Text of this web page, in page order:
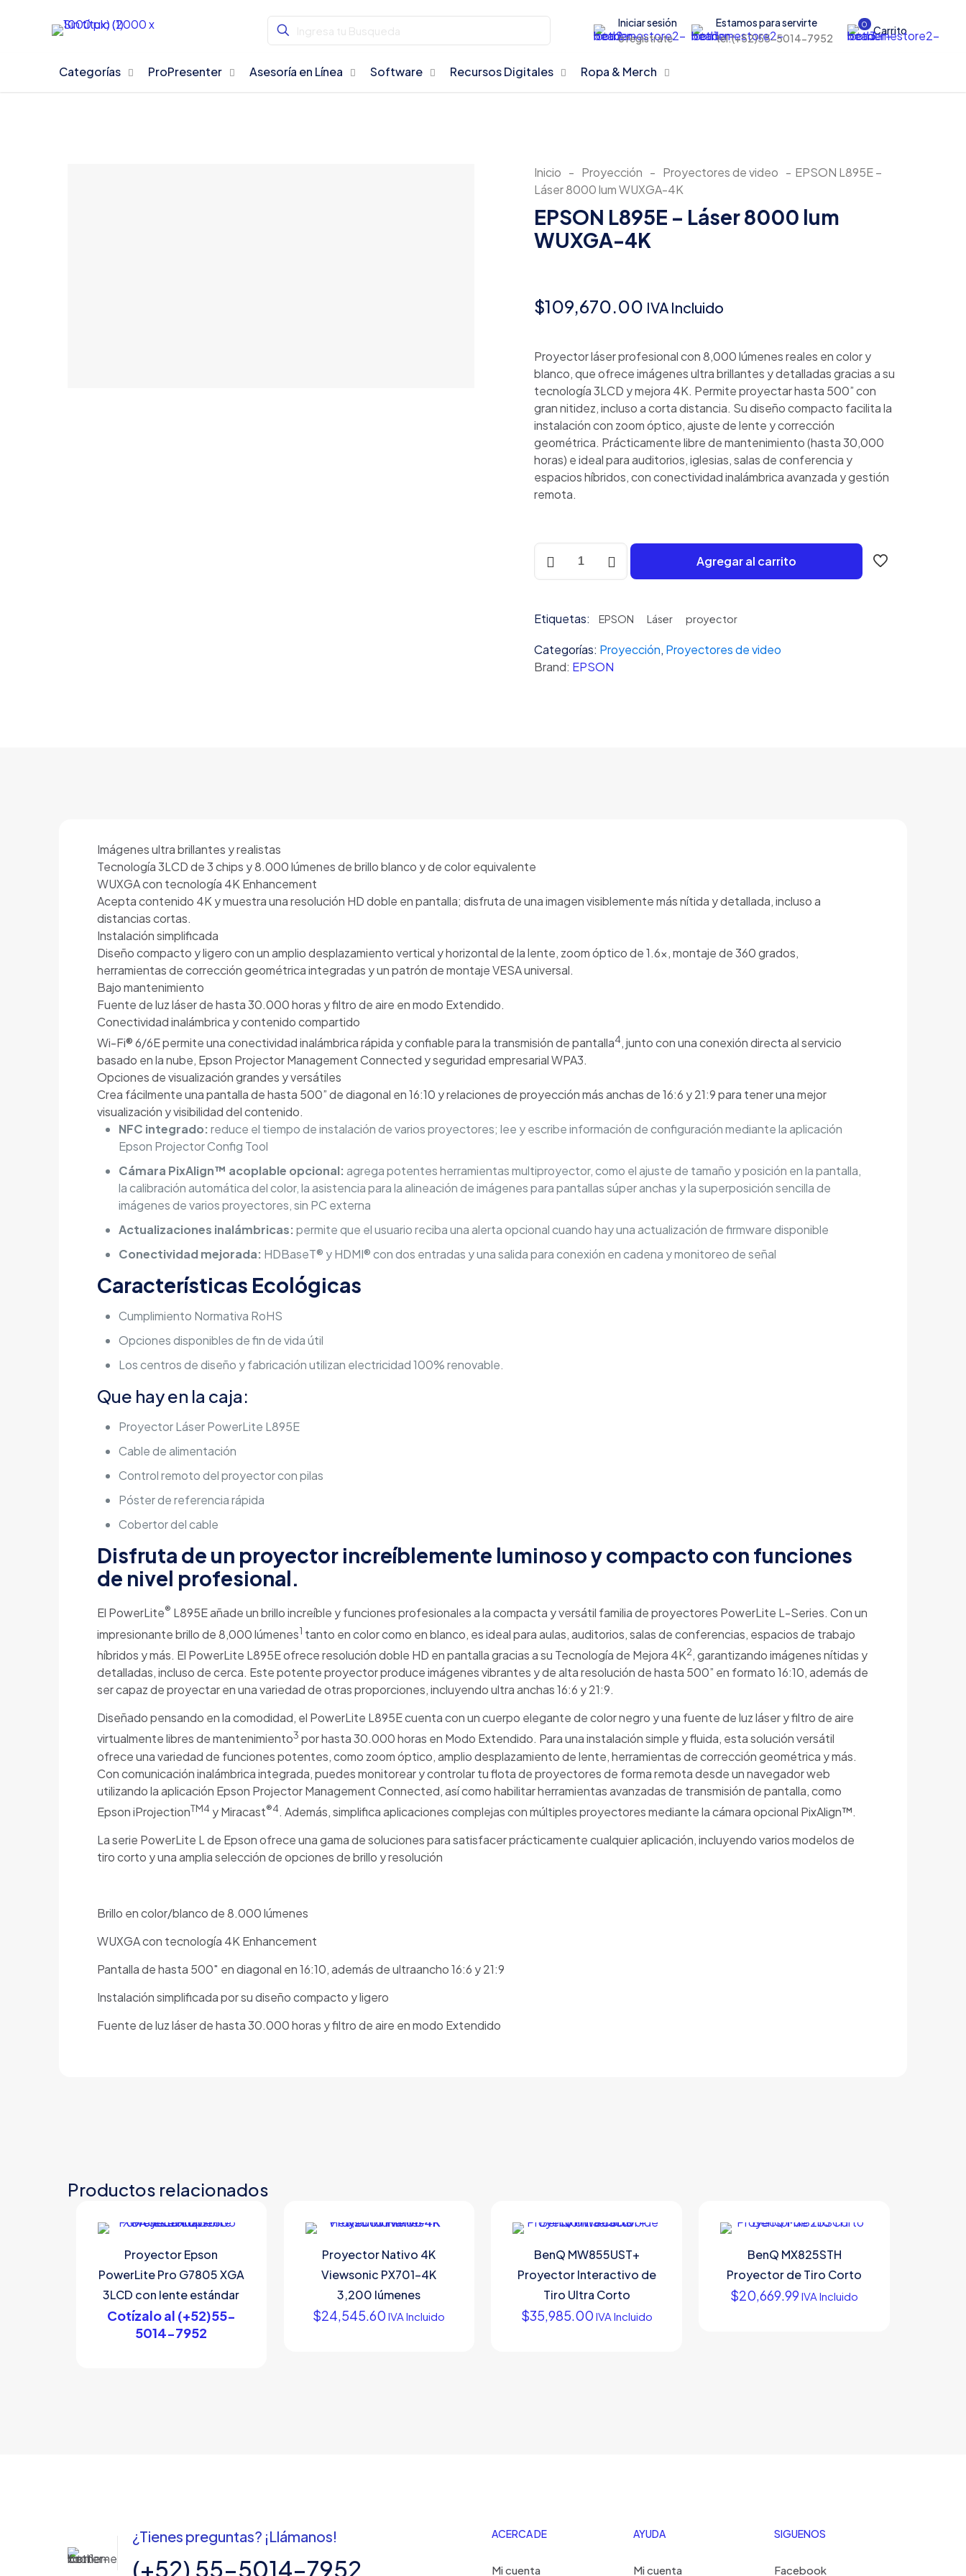
Iniciar sesión
o registrate
Estamos para servirte
tel:(+52)55-5014-7952
0 Carrito
Categorías ProPresenter Asesoría en Línea Software Recursos Digitales Ropa & Merch
Inicio - Proyección - Proyectores de video - EPSON L895E –
Láser 8000 lum WUXGA-4K
EPSON L895E – Láser 8000 lum
WUXGA-4K
$109,670.00 IVA Incluido
Proyector láser profesional con 8,000 lúmenes reales en color y
blanco, que ofrece imágenes ultra brillantes y detalladas gracias a su
tecnología 3LCD y mejora 4K. Permite proyectar hasta 500” con
gran nitidez, incluso a corta distancia. Su diseño compacto facilita la
instalación con zoom óptico, ajuste de lente y corrección
geométrica. Prácticamente libre de mantenimiento (hasta 30,000
horas) e ideal para auditorios, iglesias, salas de conferencia y
espacios híbridos, con conectividad inalámbrica avanzada y gestión
remota.
EPSON
L895E
8000
WUXGA-
4K
Agregar al carrito
Etiquetas: EPSON Láser proyector
Categorías: Proyección, Proyectores de video
Brand: EPSON
Imágenes ultra brillantes y realistas
Tecnología 3LCD de 3 chips y 8.000 lúmenes de brillo blanco y de color equivalente
WUXGA con tecnología 4K Enhancement
Acepta contenido 4K y muestra una resolución HD doble en pantalla; disfruta de una imagen visiblemente más nítida y detallada, incluso a
distancias cortas.
Instalación simplificada
Diseño compacto y ligero con un amplio desplazamiento vertical y horizontal de la lente, zoom óptico de 1.6x, montaje de 360 grados,
herramientas de corrección geométrica integradas y un patrón de montaje VESA universal.
Bajo mantenimiento
Fuente de luz láser de hasta 30.000 horas y filtro de aire en modo Extendido.
Conectividad inalámbrica y contenido compartido
Wi-Fi® 6/6E permite una conectividad inalámbrica rápida y confiable para la transmisión de pantalla4, junto con una conexión directa al servicio
basado en la nube, Epson Projector Management Connected y seguridad empresarial WPA3.
Opciones de visualización grandes y versátiles
Crea fácilmente una pantalla de hasta 500” de diagonal en 16:10 y relaciones de proyección más anchas de 16:6 y 21:9 para tener una mejor
visualización y visibilidad del contenido.
NFC integrado:reduce el tiempo de instalación de varios proyectores; lee y escribe información de configuración mediante la aplicación
Epson Projector Config Tool
Cámara PixAlign™ acoplable opcional:agrega potentes herramientas multiproyector, como el ajuste de tamaño y posición en la pantalla,
la calibración automática del color, la asistencia para la alineación de imágenes para pantallas súper anchas y la superposición sencilla de
imágenes de varios proyectores, sin PC externa
Actualizaciones inalámbricas:permite que el usuario reciba una alerta opcional cuando hay una actualización de firmware disponible
Conectividad mejorada: HDBaseT® y HDMI® con dos entradas y una salida para conexión en cadena y monitoreo de señal
Características Ecológicas
Cumplimiento Normativa RoHS
Opciones disponibles de fin de vida útil
Los centros de diseño y fabricación utilizan electricidad 100% renovable.
Que hay en la caja:
Proyector Láser PowerLite L895E
Cable de alimentación
Control remoto del proyector con pilas
Póster de referencia rápida
Cobertor del cable
Disfruta de un proyector increíblemente luminoso y compacto con funciones
de nivel profesional.
El PowerLite® L895E añade un brillo increíble y funciones profesionales a la compacta y versátil familia de proyectores PowerLite L-Series. Con un
impresionante brillo de 8,000 lúmenes1 tanto en color como en blanco, es ideal para aulas, auditorios, salas de conferencias, espacios de trabajo
híbridos y más. El PowerLite L895E ofrece resolución doble HD en pantalla gracias a su Tecnología de Mejora 4K2, garantizando imágenes nítidas y
detalladas, incluso de cerca. Este potente proyector produce imágenes vibrantes y de alta resolución de hasta 500” en formato 16:10, además de
ser capaz de proyectar en una variedad de otras proporciones, incluyendo ultra anchas 16:6 y 21:9.
Diseñado pensando en la comodidad, el PowerLite L895E cuenta con un cuerpo elegante de color negro y una fuente de luz láser y filtro de aire
virtualmente libres de mantenimiento3 por hasta 30.000 horas en Modo Extendido. Para una instalación simple y fluida, esta solución versátil
ofrece una variedad de funciones potentes, como zoom óptico, amplio desplazamiento de lente, herramientas de corrección geométrica y más.
Con comunicación inalámbrica integrada, puedes monitorear y controlar tu flota de proyectores de forma remota desde un navegador web
utilizando la aplicación Epson Projector Management Connected, así como habilitar herramientas avanzadas de transmisión de pantalla, como
Epson iProjectionTM4y Miracast®4. Además, simplifica aplicaciones complejas con múltiples proyectores mediante la cámara opcional PixAlign™.
La serie PowerLite L de Epson ofrece una gama de soluciones para satisfacer prácticamente cualquier aplicación, incluyendo varios modelos de
tiro corto y una amplia selección de opciones de brillo y resolución
Brillo en color/blanco de 8.000 lúmenes
WUXGA con tecnología 4K Enhancement
Pantalla de hasta 500″ en diagonal en 16:10, además de ultraancho 16:6 y 21:9
Instalación simplificada por su diseño compacto y ligero
Fuente de luz láser de hasta 30.000 horas y filtro de aire en modo Extendido
Productos relacionados
Proyector Epson
PowerLite Pro G7805 XGA
3LCD con lente estándar
Cotízalo al (+52)55-
5014-7952
Proyector Nativo 4K
Viewsonic PX701-4K
3,200 lúmenes
$24,545.60 IVA Incluido
BenQ MW855UST+
Proyector Interactivo de
Tiro Ultra Corto
$35,985.00 IVA Incluido
BenQ MX825STH
Proyector de Tiro Corto
$20,669.99 IVA Incluido
¿Tienes preguntas? ¡Llámanos!
(+52) 55-5014-7952
ACERCA DE
Mi cuenta
AYUDA
Mi cuenta
SIGUENOS
Facebook